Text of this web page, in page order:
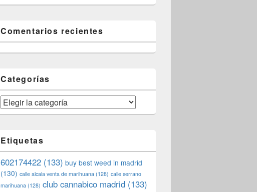
Comentarios recientes
Categorías
Categorías
Etiquetas
602174422 (133) buy best weed in madrid
(130) calle alcala venta de marihuana (128) calle serrano
marihuana (128) club cannabico madrid (133)